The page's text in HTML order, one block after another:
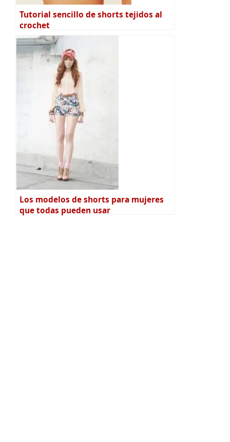
Tutorial sencillo de shorts tejidos al
crochet
Los modelos de shorts para mujeres
que todas pueden usar